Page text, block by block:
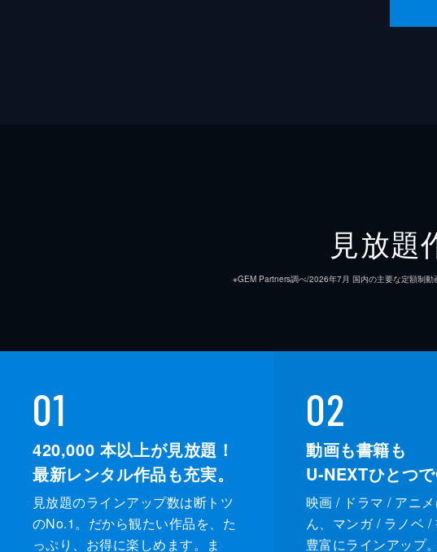
見放題
※GEM Partners調べ/2026年7⽉ 国内の主要な定額制
01
420,000 本以上が見放題！
最新レンタル作品も充実。
見放題のラインアップ数は断トツ
のNo.1。だから観たい作品を、た
っぷり、お得に楽しめます。ま
02
動画も書籍も
U-NEXTひとつで
映画 / ドラマ / アニ
ん、マンガ / ラノベ /
豊富にラインアップ